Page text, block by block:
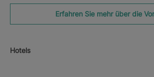
Erfahren Sie mehr über die
Hotels